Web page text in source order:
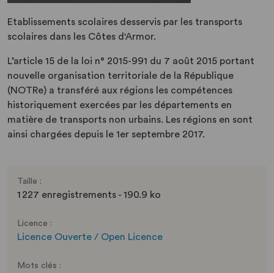
Etablissements scolaires desservis par les transports
scolaires dans les Côtes d'Armor.
L’article 15 de la loi n° 2015-991 du 7 août 2015 portant
nouvelle organisation territoriale de la République
(NOTRe) a transféré aux régions les compétences
historiquement exercées par les départements en
matière de transports non urbains. Les régions en sont
ainsi chargées depuis le 1er septembre 2017.
Taille :
1 227 enregistrements - 190.9 ko
Licence :
Licence Ouverte / Open Licence
Mots clés :